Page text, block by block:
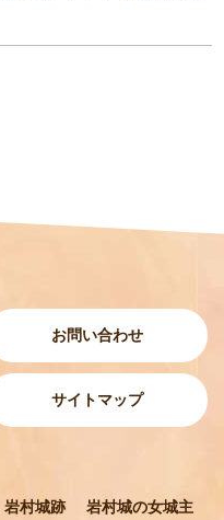
お問い合わせ
サイトマップ
岩村城跡 岩村城の女城主